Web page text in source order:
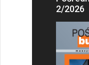
2/2026